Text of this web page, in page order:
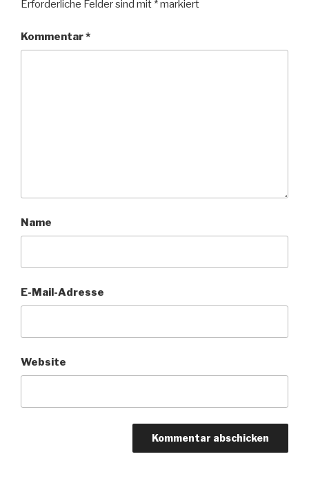
Erforderliche Felder sind mit *markiert
Kommentar*
Name
E-Mail-Adresse
Website